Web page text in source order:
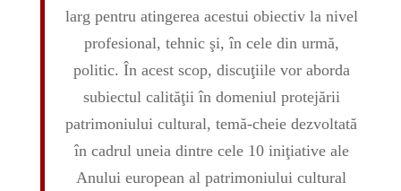
larg pentru atingerea acestui obiectiv la nivel
profesional, tehnic şi, în cele din urmă,
politic. În acest scop, discuţiile vor aborda
subiectul calităţii în domeniul protejării
patrimoniului cultural, temă-cheie dezvoltată
în cadrul uneia dintre cele 10 iniţiative ale
Anului european al patrimoniului cultural